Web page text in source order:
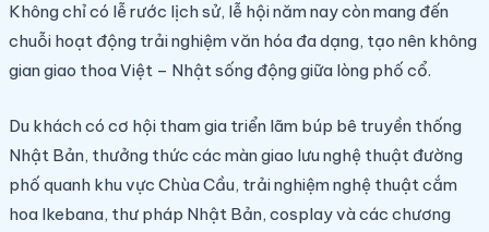
Không chỉ có lễ rước lịch sử, lễ hội năm nay còn mang đến
chuỗi hoạt động trải nghiệm văn hóa đa dạng, tạo nên không
gian giao thoa Việt – Nhật sống động giữa lòng phố cổ.
Du khách có cơ hội tham gia triển lãm búp bê truyền thống
Nhật Bản, thưởng thức các màn giao lưu nghệ thuật đường
phố quanh khu vực Chùa Cầu, trải nghiệm nghệ thuật cắm
hoa Ikebana, thư pháp Nhật Bản, cosplay và các chương